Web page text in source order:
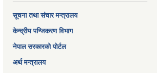
सूचना तथा संचार मन्त्रालय
केन्द्रीय पन्जिकरण विभाग
नेपाल सरकारको पोर्टल
अर्थ मन्त्रालय